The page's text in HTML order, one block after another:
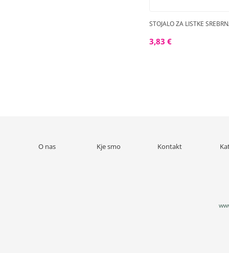
STOJALO ZA LISTKE
3,83 €
O nas Kje smo Kontakt